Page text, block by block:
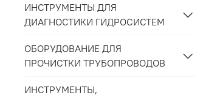
ИНСТРУМЕНТЫ ДЛЯ
ДИАГНОСТИКИ ГИДРОСИСТЕМ
ОБОРУДОВАНИЕ ДЛЯ
ПРОЧИСТКИ ТРУБОПРОВОДОВ
ИНСТРУМЕНТЫ,